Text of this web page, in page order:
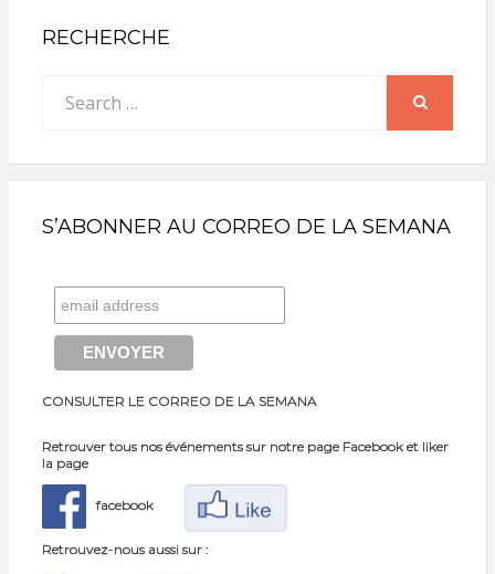
RECHERCHE
for:
S’ABONNER AU CORREO DE LA SEMANA
CONSULTER LE CORREO DE LA SEMANA
Retrouver tous nos événements sur notre page Facebook et liker
la page
facebook
Retrouvez-nous aussi sur :